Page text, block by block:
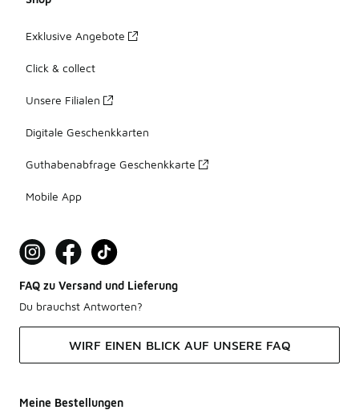
Exklusive Angebote
Click & collect
Unsere Filialen
Digitale Geschenkkarten
Guthabenabfrage Geschenkkarte
Mobile App
FAQ zu Versand und Lieferung
Du brauchst Antworten?
WIRF EINEN BLICK AUF UNSERE FAQ
Meine Bestellungen